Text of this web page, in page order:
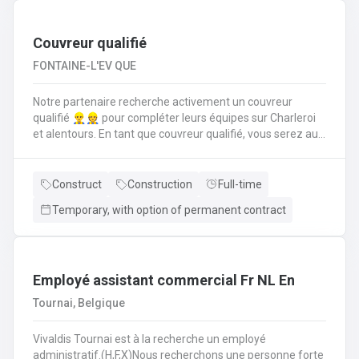
solutions aux diverses demandes de disponibilités
Couvreur qualifié
FONTAINE-L'EV QUE
Notre partenaire recherche activement un couvreur
qualifié 👷‍♂️👷 pour compléter leurs équipes sur Charleroi
et alentours. En tant que couvreur qualifié, vous serez au
règles de l'art. Vos responsabilités clés en tant que
matériaux de couverture (tuiles, ardoises, zinc, etc.) en
toiture.Inspecter, réparer et entretenir les toitures
d'éléments).Garantir la sécurité constante du chantier
Construct Construction
Full-time
Temporary, with option of permanent contract
Employé assistant commercial Fr NL En
Tournai, Belgique
Vivaldis Tournai est à la recherche un employé
administratif.(H,F,X)Nous recherchons une personne forte